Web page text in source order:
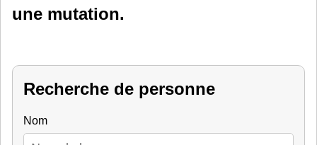
une mutation.
Recherche de personne
Nom